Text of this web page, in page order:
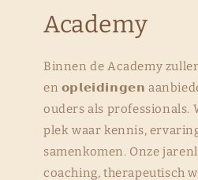
Academy
Binnen de Academy
en 𝗼𝗽𝗹𝗲𝗶𝗱𝗶𝗻𝗴𝗲𝗻
ouders als professionals.
plek waar kennis,
samenkomen. Onze
coaching, therapeutisch